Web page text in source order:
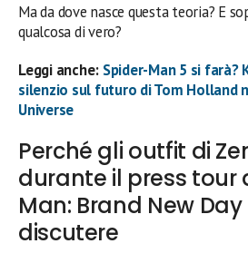
Ma da dove nasce questa teoria? E
qualcosa di vero?
Leggi anche: Spider-Man 5 si farà?
silenzio sul futuro di Tom Holland
Universe
Perché gli outfit di
durante il press tour
Man: Brand New
discutere